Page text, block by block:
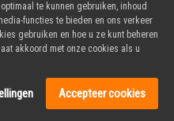
The Easy Way
te kunnen gebruiken, inhoud
functies te bieden en ons verkeer
gebruiken en hoe u ze kunt beheren
akkoord met onze cookies als u
Accepteer cookies